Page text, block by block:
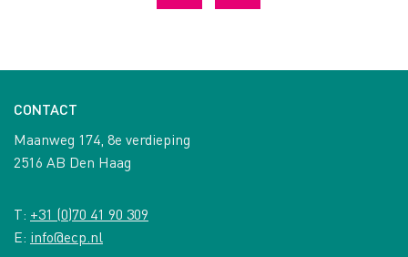
CONTACT
Maanweg 174, 8e verdieping
2516 AB Den Haag
T: +31 (0)70 41 90 309
E: info@ecp.nl